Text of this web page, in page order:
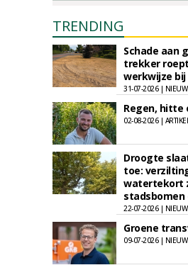
TRENDING
Schade aan
trekker
werkwijze
31-07-2026 |
Regen, hitte
02-08-2026 |
Droogte
toe:
watertekort
stadsbomen
22-07-2026 |
Groene
09-07-2026 |